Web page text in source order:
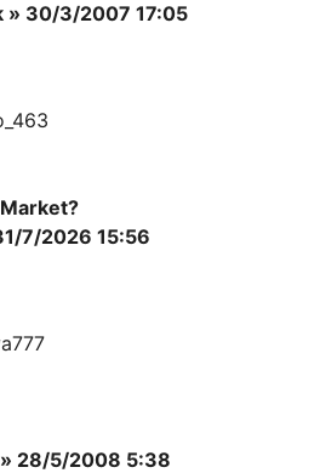
» 30/3/2007 17:05
7/2026 15:56
» 28/5/2008 5:38